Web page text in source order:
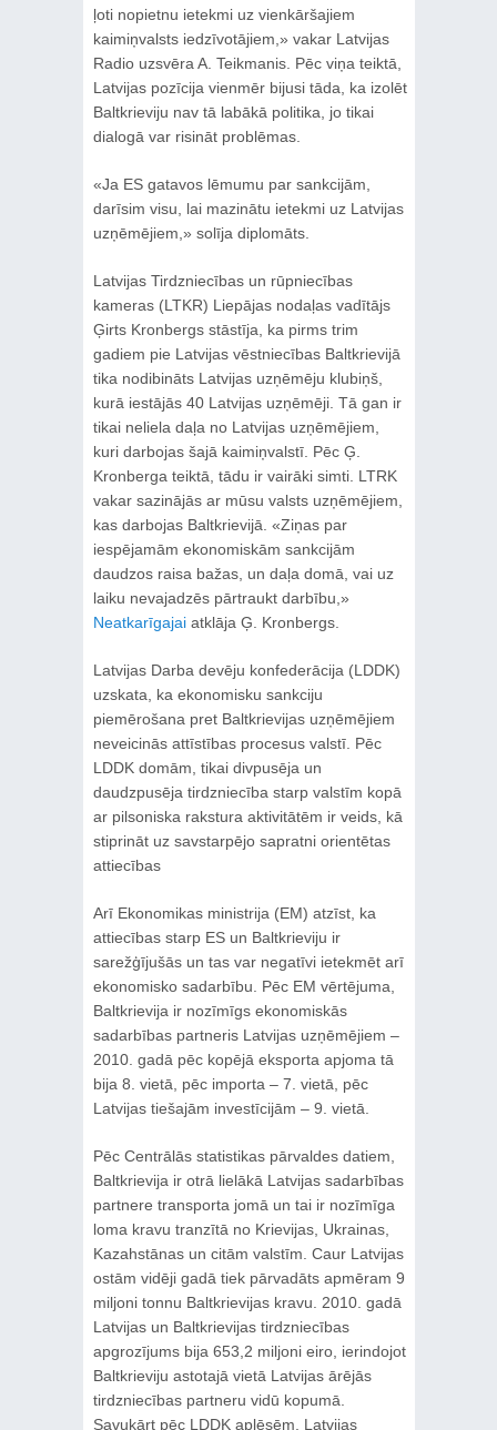
ļoti nopietnu ietekmi uz vienkāršajiem
kaimiņvalsts iedzīvotājiem,» vakar Latvijas
Radio uzsvēra A. Teikmanis. Pēc viņa teiktā,
Latvijas pozīcija vienmēr bijusi tāda, ka izolēt
Baltkrieviju nav tā labākā politika, jo tikai
dialogā var risināt problēmas.
«Ja ES gatavos lēmumu par sankcijām,
darīsim visu, lai mazinātu ietekmi uz Latvijas
uzņēmējiem,» solīja diplomāts.
Latvijas Tirdzniecības un rūpniecības
kameras (LTKR) Liepājas nodaļas vadītājs
Ģirts Kronbergs stāstīja, ka pirms trim
gadiem pie Latvijas vēstniecības Baltkrievijā
tika nodibināts Latvijas uzņēmēju klubiņš,
kurā iestājās 40 Latvijas uzņēmēji. Tā gan ir
tikai neliela daļa no Latvijas uzņēmējiem,
kuri darbojas šajā kaimiņvalstī. Pēc Ģ.
Kronberga teiktā, tādu ir vairāki simti. LTRK
vakar sazinājās ar mūsu valsts uzņēmējiem,
kas darbojas Baltkrievijā. «Ziņas par
iespējamām ekonomiskām sankcijām
daudzos raisa bažas, un daļa domā, vai uz
laiku nevajadzēs pārtraukt darbību,»
Neatkarīgajaiatklāja Ģ. Kronbergs.
Latvijas Darba devēju konfederācija (LDDK)
uzskata, ka ekonomisku sankciju
piemērošana pret Baltkrievijas uzņēmējiem
neveicinās attīstības procesus valstī. Pēc
LDDK domām, tikai divpusēja un
daudzpusēja tirdzniecība starp valstīm kopā
ar pilsoniska rakstura aktivitātēm ir veids, kā
stiprināt uz savstarpējo sapratni orientētas
attiecības
Arī Ekonomikas ministrija (EM) atzīst, ka
attiecības starp ES un Baltkrieviju ir
sarežģījušās un tas var negatīvi ietekmēt arī
ekonomisko sadarbību. Pēc EM vērtējuma,
Baltkrievija ir nozīmīgs ekonomiskās
sadarbības partneris Latvijas uzņēmējiem –
2010. gadā pēc kopējā eksporta apjoma tā
bija 8. vietā, pēc importa – 7. vietā, pēc
Latvijas tiešajām investīcijām – 9. vietā.
Pēc Centrālās statistikas pārvaldes datiem,
Baltkrievija ir otrā lielākā Latvijas sadarbības
partnere transporta jomā un tai ir nozīmīga
loma kravu tranzītā no Krievijas, Ukrainas,
Kazahstānas un citām valstīm. Caur Latvijas
ostām vidēji gadā tiek pārvadāts apmēram 9
miljoni tonnu Baltkrievijas kravu. 2010. gadā
Latvijas un Baltkrievijas tirdzniecības
apgrozījums bija 653,2 miljoni eiro, ierindojot
Baltkrieviju astotajā vietā Latvijas ārējās
tirdzniecības partneru vidū kopumā.
Savukārt pēc LDDK aplēsēm, Latvijas